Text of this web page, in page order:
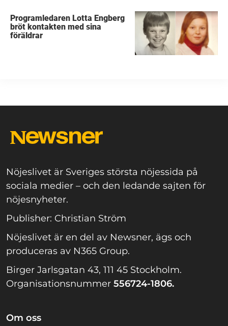
Programledaren Lotta Engberg
bröt kontakten med sina
föräldrar
Nöjeslivet är Sveriges största nöjessida på
sociala medier – och den ledande sajten för
nöjesnyheter.
Publisher: Christian Ström
Nöjeslivet är en del av Newsner, ägs och
produceras av N365 Group.
Birger Jarlsgatan 43, 111 45 Stockholm.
Organisationsnummer 556724-1806.
Om oss